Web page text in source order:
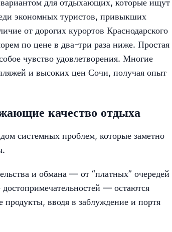
для отдыхающих, которые ищут
экономных туристов, привыкших
от дорогих курортов Краснодарского
по цене в два-три раза ниже. Простая
чувство удовлетворения. Многие
и высоких цен Сочи, получая опыт
качество отдыха
системных проблем, которые заметно
и обмана — от “платных” очередей
— остаются
вводя в заблуждение и портя